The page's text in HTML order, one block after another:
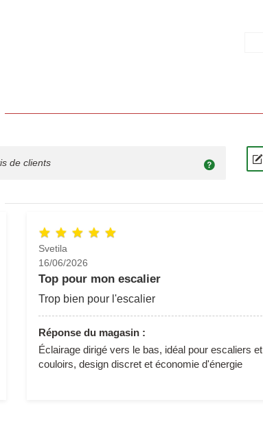
de clients
Svetila
16/06/2026
Top pour mon escalier
Trop bien pour l'escalier
Réponse du magasin :
Éclairage dirigé vers le bas, idéal pour escaliers et
couloirs, design discret et économie d'énergie